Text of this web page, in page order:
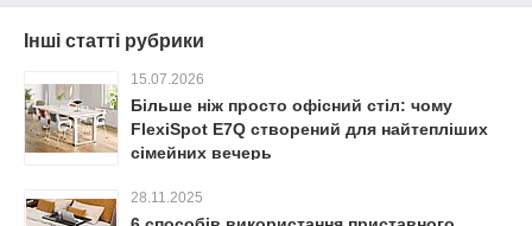
Інші статті рубрики
15.07.2026
Більше ніж просто офісний стіл: чому
FlexiSpot E7Q створений для найтепліших
сімейних вечерь
28.11.2025